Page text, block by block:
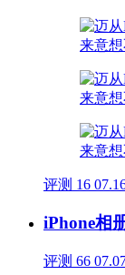
评测 16
iPhone相
评测 66